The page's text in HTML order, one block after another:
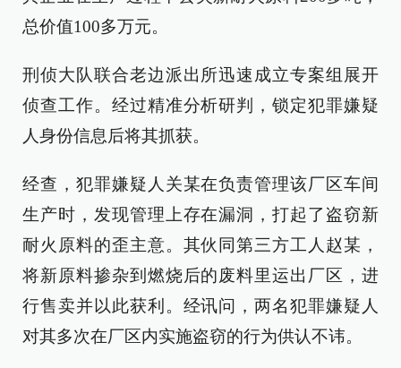
总价值100多万元。
刑侦大队联合老边派出所迅速成立专案组展开
侦查工作。经过精准分析研判，锁定犯罪嫌疑
人身份信息后将其抓获。
经查，犯罪嫌疑人关某在负责管理该厂区车间
生产时，发现管理上存在漏洞，打起了盗窃新
耐火原料的歪主意。其伙同第三方工人赵某，
将新原料掺杂到燃烧后的废料里运出厂区，进
行售卖并以此获利。经讯问，两名犯罪嫌疑人
对其多次在厂区内实施盗窃的行为供认不讳。